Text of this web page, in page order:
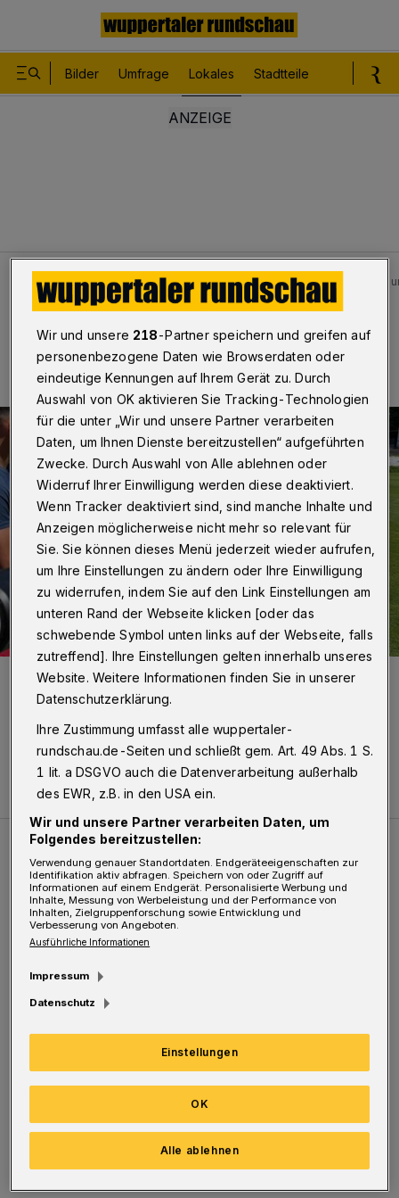
Bilder Umfrage Lokales Stadtteile
Lokales Bilder: WSV-Remis gegen Sportfreunde Lotte
Bilderstrecke
WSV-Remis gegen Lotte und Abschiede
Weitere Bilderstrecken
Sommer in der Elberfelder City
Sommer in der Elberfelder City
Wir und unsere 218-Partner speichern und greifen auf
personenbezogene Daten wie Browserdaten oder
eindeutige Kennungen auf Ihrem Gerät zu. Durch
Auswahl von OK aktivieren Sie Tracking-Technologien
für die unter „Wir und unsere Partner verarbeiten
Daten, um Ihnen Dienste bereitzustellen“ aufgeführten
Zwecke. Durch Auswahl von Alle ablehnen oder
Widerruf Ihrer Einwilligung werden diese deaktiviert.
Wenn Tracker deaktiviert sind, sind manche Inhalte und
Anzeigen möglicherweise nicht mehr so relevant für
Sie. Sie können dieses Menü jederzeit wieder aufrufen,
um Ihre Einstellungen zu ändern oder Ihre Einwilligung
zu widerrufen, indem Sie auf den Link Einstellungen am
unteren Rand der Webseite klicken [oder das
schwebende Symbol unten links auf der Webseite, falls
zutreffend]. Ihre Einstellungen gelten innerhalb unseres
Website. Weitere Informationen finden Sie in unserer
Datenschutzerklärung.
Ihre Zustimmung umfasst alle wuppertaler-
rundschau.de-Seiten und schließt gem. Art. 49 Abs. 1 S.
1 lit. a DSGVO auch die Datenverarbeitung außerhalb
des EWR, z.B. in den USA ein.
Wir und unsere Partner verarbeiten Daten, um
Folgendes bereitzustellen:
Verwendung genauer Standortdaten. Endgeräteeigenschaften zur
Identifikation aktiv abfragen. Speichern von oder Zugriff auf
Informationen auf einem Endgerät. Personalisierte Werbung und
Inhalte, Messung von Werbeleistung und der Performance von
Inhalten, Zielgruppenforschung sowie Entwicklung und
Verbesserung von Angeboten.
Ausführliche Informationen
Impressum
Datenschutz
Einstellungen
Alle ablehnen
OK